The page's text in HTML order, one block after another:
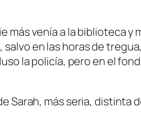
más venía a la biblioteca y
en las horas de
la policía, pero en el
más seria, distinta